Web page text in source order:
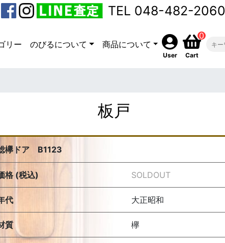
TEL 048-482-2060
リー のびるについて 商品について
User
0
Cart
板戸
欅ドア B1123
格 (税込) SOLDOUT
代 大正昭和
質 欅